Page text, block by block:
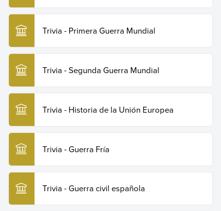
Trivia - Primera Guerra Mundial
Trivia - Segunda Guerra Mundial
Trivia - Historia de la Unión Europea
Trivia - Guerra Fría
Trivia - Guerra civil española